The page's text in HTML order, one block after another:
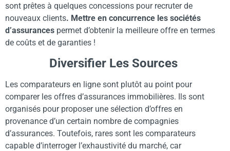
sont prêtes à quelques concessions pour recruter de
nouveaux clients. Mettre en concurrence les sociétés
d’assurances permet d’obtenir la meilleure offre en termes
de coûts et de garanties !
Diversifier Les Sources
Les comparateurs en ligne sont plutôt au point pour
comparer les offres d’assurances immobilières. Ils sont
organisés pour proposer une sélection d’offres en
provenance d’un certain nombre de compagnies
d’assurances. Toutefois, rares sont les comparateurs
capable d’interroger l’exhaustivité du marché, car